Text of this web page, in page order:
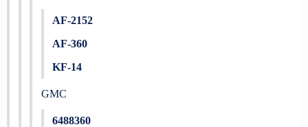
AF-2152
AF-360
KF-14
GMC
6488360